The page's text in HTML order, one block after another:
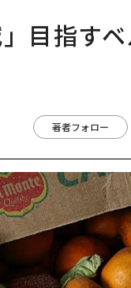
目指す
著者フォロー